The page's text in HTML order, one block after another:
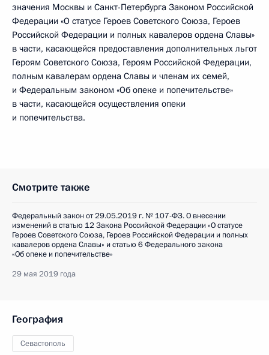
значения Москвы и Санкт-Петербурга Законом Российской
Федерации «О статусе Героев Советского Союза, Героев
Российской Федерации и полных кавалеров ордена Славы»
в части, касающейся предоставления дополнительных льгот
Героям Советского Союза, Героям Российской Федерации,
полным кавалерам ордена Славы и членам их семей,
и Федеральным законом «Об опеке и попечительстве»
в части, касающейся осуществления опеки
и попечительства.
Смотрите также
Федеральный закон от 29.05.2019 г. № 107-ФЗ. О внесении
изменений в статью 12 Закона Российской Федерации «О статусе
Героев Советского Союза, Героев Российской Федерации и полных
кавалеров ордена Славы» и статью 6 Федерального закона
«Об опеке и попечительстве»
29 мая 2019 года
География
Севастополь